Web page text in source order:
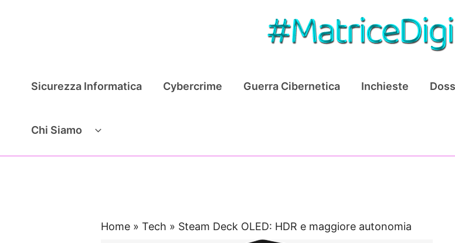
Sicurezza Informatica Cybercrime Guerra Cibernetica Inchieste
Chi Siamo
Home »Tech » Steam Deck OLED: HDR e maggiore autonomia